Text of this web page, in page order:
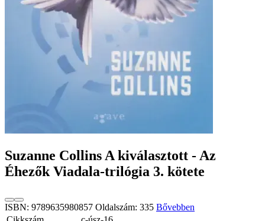
Suzanne Collins A kiválasztott - Az
Éhezők Viadala-trilógia 3. kötete
ISBN: 9789635980857 Oldalszám: 335 Bővebben